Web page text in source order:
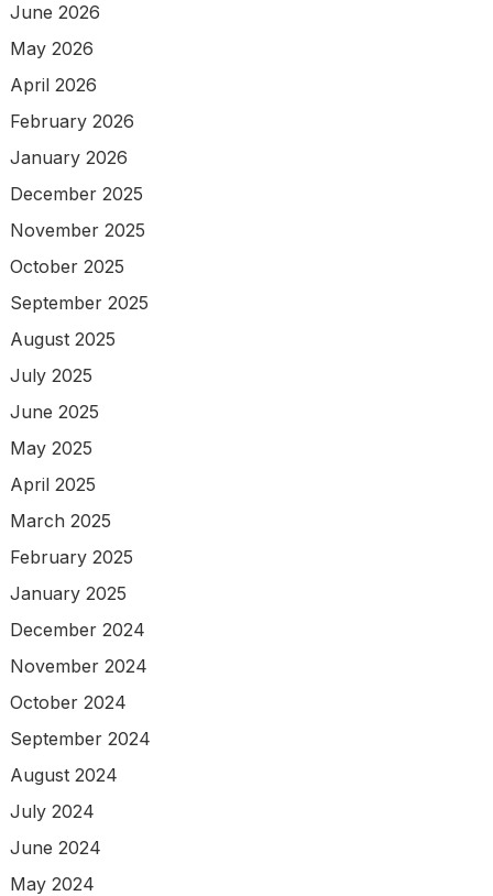
June 2026
May 2026
April 2026
February 2026
January 2026
December 2025
November 2025
October 2025
September 2025
August 2025
July 2025
June 2025
May 2025
April 2025
March 2025
February 2025
January 2025
December 2024
November 2024
October 2024
September 2024
August 2024
July 2024
June 2024
May 2024